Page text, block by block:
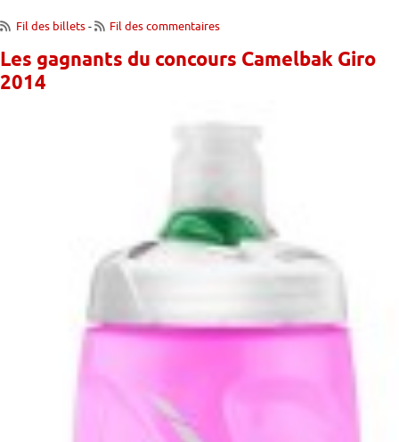
Fil des billets- Fil des commentaires
Les gagnants du concours Camelbak Giro
2014